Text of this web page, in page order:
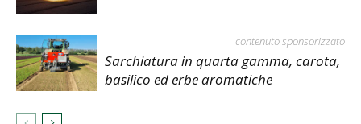
contenuto sponsorizzato
Sarchiatura in quarta gamma, carota,
basilico ed erbe aromatiche